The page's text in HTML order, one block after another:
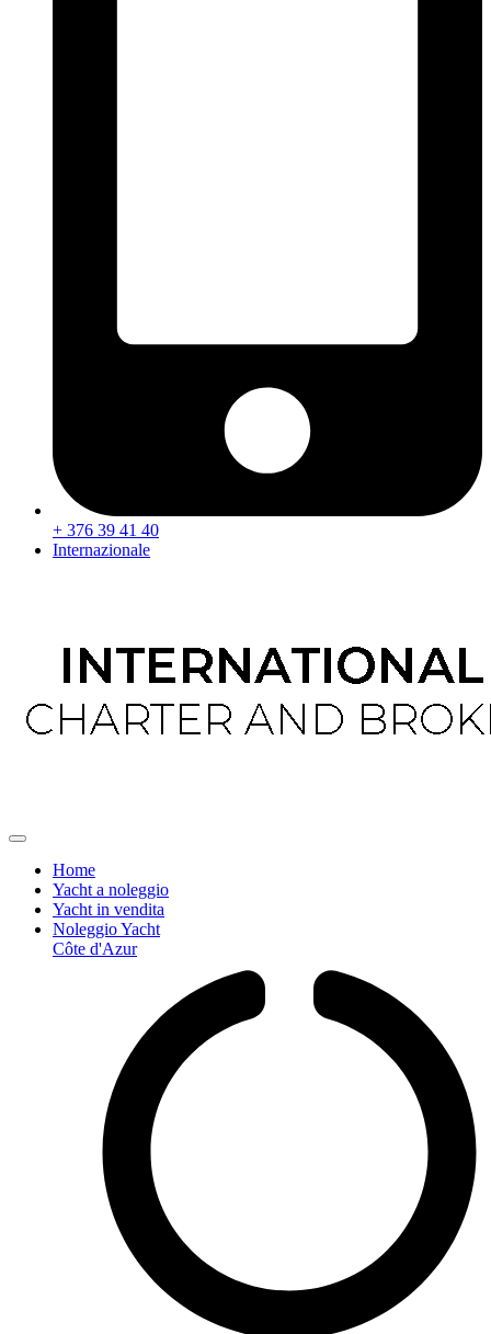
+ 376 39 41 40
Internazionale
Home
Yacht a noleggio
Yacht in vendita
Noleggio Yacht
Côte d'Azur